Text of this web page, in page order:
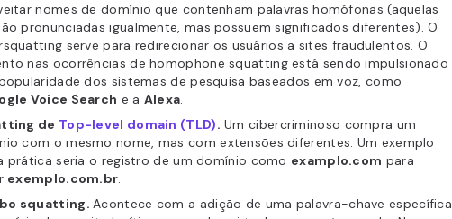
nomes de domínio que contenham palavras homófonas (aquelas
pronunciadas igualmente, mas possuem significados diferentes). O
serve para redirecionar os usuários a sites fraudulentos. O
nas ocorrências dehomophone squattingestá sendo impulsionado
dos sistemas de pesquisa baseados em voz, como
Voice Search e a Alexa.
de Top-level domain (TLD). Um cibercriminoso compra um
com o mesmo nome, mas com extensões diferentes. Um exemplo
prática seria o registro de um domínio como examplo.com para
exemplo.com.br.
squatting.Acontece com a adição de uma palavra-chave específica